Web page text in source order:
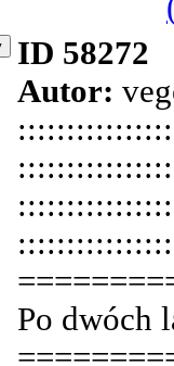
ID 58272
Autor:
Po dwóch